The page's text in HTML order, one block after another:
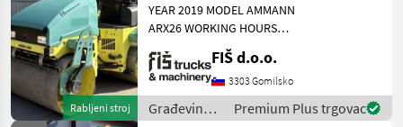
Rabljeni stroj
YEAR 2019 MODEL AMMANN
ARX26 WORKING HOURS
600 ENGINE DIESEL YANMAR
- 22.2kW WEIGHT 2460kg
ROLLER WIDTH 120cm
LIGHTS WATER SPRINKLER
SYSTEM FRONT AND REAR
FIŠ d.o.o.
3303 Gomilsko
Građevinski
Premium Plus trgovac